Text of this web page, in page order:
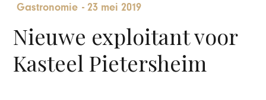
Gastronomie -23 mei 2019
Nieuwe exploitant voor
Kasteel Pietersheim